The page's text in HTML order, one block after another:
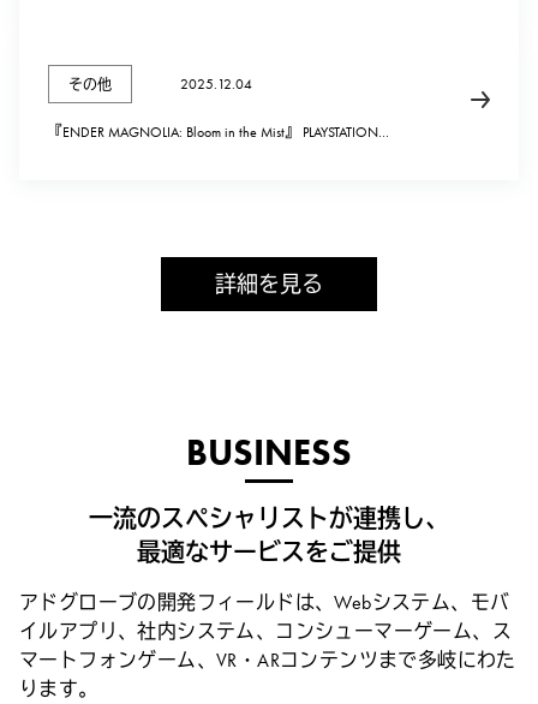
その他 2025.12.04
『ENDER MAGNOLIA: Bloom in the Mist』 PLAYSTATION
詳細を見る
BUSINESS
一流のスペシャリストが連携し、
最適なサービスをご提供
アドグローブの開発フィールドは、Webシステム、モバ
イルアプリ、社内システム、 コンシューマーゲーム、ス
マートフォンゲーム、VR・ARコンテンツまで多岐にわた
ります。